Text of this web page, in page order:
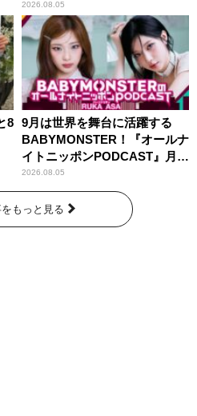
紹介
2026.08.05
8 9月は世界を舞台に活躍する
BABYMONSTER！『オールナ
イトニッポンPODCAST』月替
わりパーソナリティ
2026.08.05
もっと見る